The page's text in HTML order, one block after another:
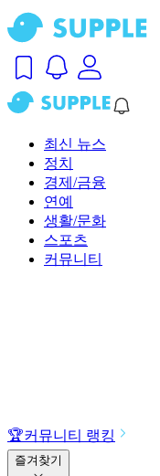
최신 뉴스
정치
경제/금융
연예
생활/문화
스포츠
커뮤니티
🏆커뮤니티 랭킹
즐겨찾기